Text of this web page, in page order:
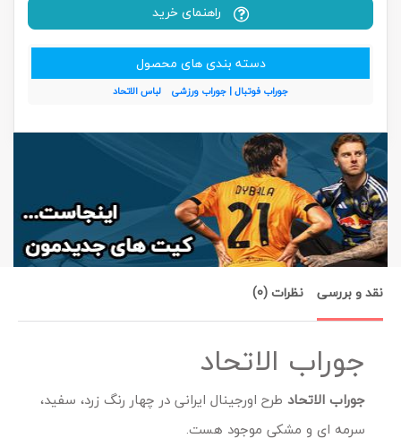
راهنمای خرید
دسته بندی های محصول
جوراب فوتبال | جوراب ورزشی لباس الاتحاد
نقد و بررسی نظرات (0)
جوراب الاتحاد
جوراب الاتحاد طرح اورجینال ایرانی در چهار رنگ زرد، سفید،
سرمه ای و مشکی موجود هست.